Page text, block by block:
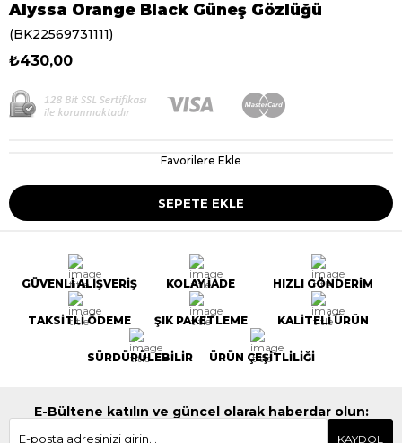
Alyssa Orange Black Güneş Gözlüğü
(BK22569731111)
₺430,00
Favorilere Ekle
GÜVENLİ ALIŞVERİŞ KOLAY İADE HIZLI GÖNDERİM
TAKSİTLİ ÖDEME ŞIK PAKETLEME KALİTELİ ÜRÜN
SÜRDÜRÜLEBİLİR ÜRÜN ÇEŞİTLİLİĞİ
E-Bültene katılın ve güncel olarak haberdar olun:
KAYDOL